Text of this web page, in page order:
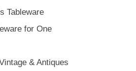
Tableware
for One
& Antiques